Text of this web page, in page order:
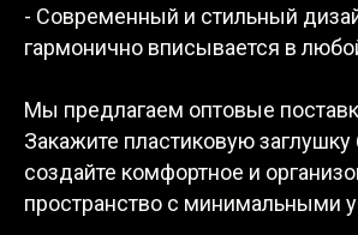
- Современный и стильный
гармонично вписывается в
Мы предлагаем оптовые
Закажите пластиковую
создайте комфортное и
пространство с минимальными